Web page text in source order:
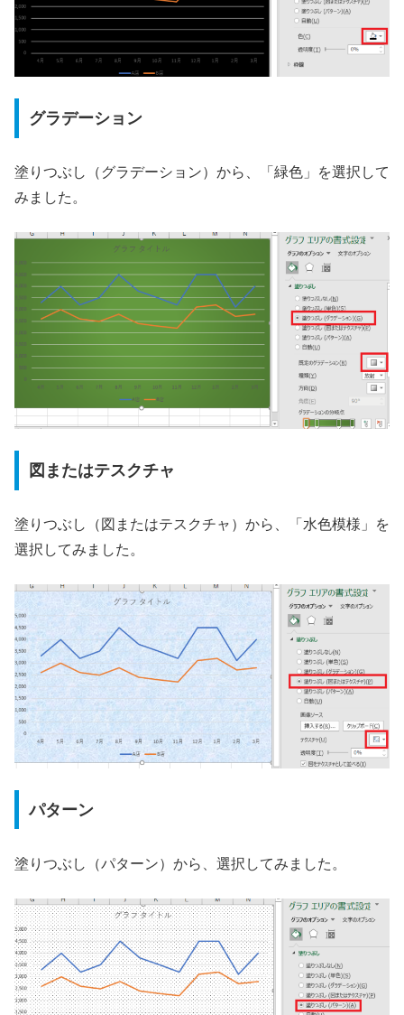
グラデーション
塗りつぶし（グラデーション）から、「緑色」を選択して
みました。
図またはテスクチャ
塗りつぶし（図またはテスクチャ）から、「水色模様」を
選択してみました。
パターン
塗りつぶし（パターン）から、選択してみました。